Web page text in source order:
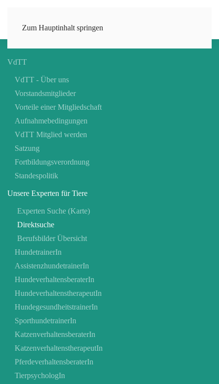
Zum Hauptinhalt springen
VdTT
VdTT - Über uns
Vorstandsmitglieder
Vorteile einer Mitgliedschaft
Aufnahmebedingungen
VdTT Mitglied werden
Satzung
Fortbildungsverordnung
Standespolitik
Unsere Experten für Tiere
Experten Suche (Karte)
Direktsuche
Berufsbilder Übersicht
HundetrainerIn
AssistenzhundetrainerIn
HundeverhaltensberaterIn
HundeverhaltenstherapeutIn
HundegesundheitstrainerIn
SporthundetrainerIn
KatzenverhaltensberaterIn
KatzenverhaltenstherapeutIn
PferdeverhaltensberaterIn
TierpsychologIn